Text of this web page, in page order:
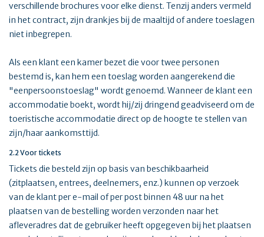
verschillende brochures voor elke dienst. Tenzij anders vermeld
in het contract, zijn drankjes bij de maaltijd of andere toeslagen
niet inbegrepen.
Als een klant een kamer bezet die voor twee personen
bestemd is, kan hem een toeslag worden aangerekend die
"eenpersoonstoeslag" wordt genoemd. Wanneer de klant een
accommodatie boekt, wordt hij/zij dringend geadviseerd om de
toeristische accommodatie direct op de hoogte te stellen van
zijn/haar aankomsttijd.
2.2 Voor tickets
Tickets die besteld zijn op basis van beschikbaarheid
(zitplaatsen, entrees, deelnemers, enz.) kunnen op verzoek
van de klant per e-mail of per post binnen 48 uur na het
plaatsen van de bestelling worden verzonden naar het
afleveradres dat de gebruiker heeft opgegeven bij het plaatsen